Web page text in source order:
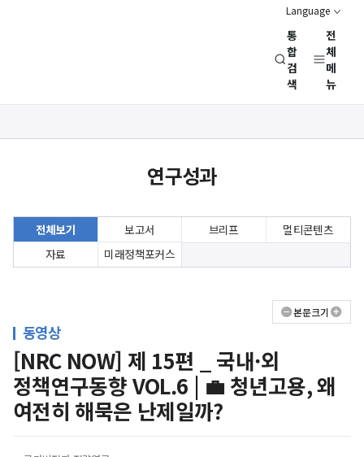
Language
(NRC)
통
합
검
색
전
체
메
뉴
연구성과
전체보기 보고서 브리프
멀티콘텐츠
자료
미래정책포커스
동영상
[NRC NOW] 제 15편 _ 국내·외
정책연구동향 VOL.6 | 💼 청년고용, 왜
여전히 해묵은 난제일까?
본문크기